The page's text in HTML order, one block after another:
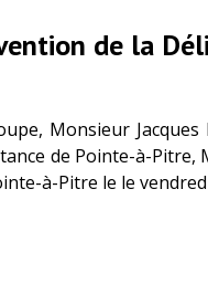
de la
Monsieur
de Pointe-à-
à-Pitre le le